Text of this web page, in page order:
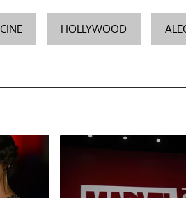
CINE HOLLYWOOD